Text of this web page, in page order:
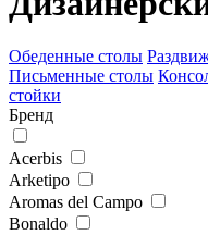
Обеденные столы
Письменные столы
стойки
Бренд
Acerbis
Arketipo
Aromas del Campo
Bonaldo